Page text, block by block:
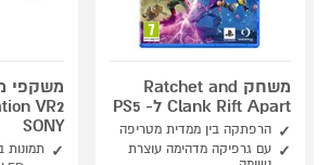
משחק Ratchet and
Clank Rift Apart ל- PS5
הרפתקה בין ממדית מטריפה
עם גרפיקה מדהימה עוצרת
משקפי
SONY
תמונות